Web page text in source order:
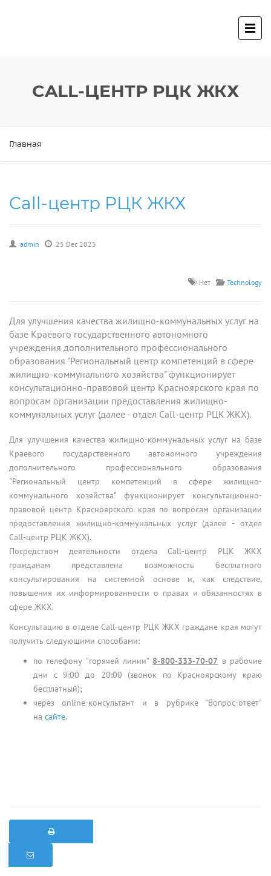
CALL-ЦЕНТР РЦК ЖКХ
Главная
Call-центр РЦК ЖКХ
admin 25 Dec 2025
Нет Technology
Для улучшения качества жилищно-коммунальных услуг на
базе Краевого государственного автономного
учреждения дополнительного профессионального
образования "Региональный центр компетенций в сфере
жилищно-коммунального хозяйства" функционирует
консультационно-правовой центр Красноярского края по
вопросам организации предоставления жилищно-
коммунальных услуг (далее - отдел Call-центр РЦК ЖКХ).
Для улучшения качества жилищно-коммунальных услуг на базе
Краевого государственного автономного учреждения
дополнительного профессионального образования
"Региональный центр компетенций в сфере жилищно-
коммунального хозяйства" функционирует консультационно-
правовой центр Красноярского края по вопросам организации
предоставления жилищно-коммунальных услуг (далее - отдел
Call-центр РЦК ЖКХ).
Посредством деятельности отдела Call-центр РЦК ЖКХ
гражданам представлена возможность бесплатного
консультирования на системной основе и, как следствие,
повышения их информированности о правах и обязанностях в
сфере ЖКХ.
Консультацию в отделе Call-центр РЦК ЖКХ граждане края могут
получить следующими способами:
по телефону "горячей линии" 8-800-333-70-07 в рабочие
дни с 9:00 до 20:00 (звонок по Красноярскому краю
бесплатный);
через online-консультант и в рубрике "Вопрос-ответ"
на сайте.